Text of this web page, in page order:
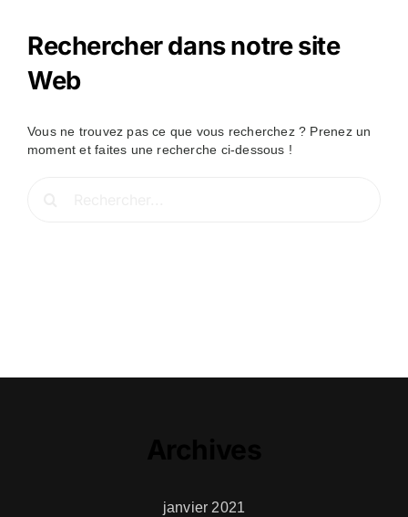
Rechercher dans notre site
Web
Vous ne trouvez pas ce que vous recherchez ? Prenez un
moment et faites une recherche ci-dessous !
janvier 2021